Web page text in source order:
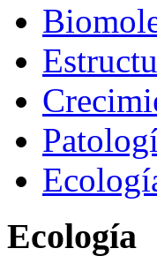
Ecología